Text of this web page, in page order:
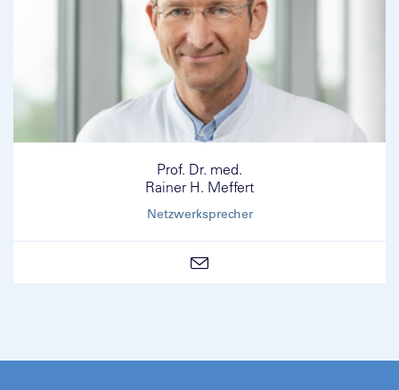
Prof. Dr. med.
Rainer H. Meffert
Netzwerksprecher